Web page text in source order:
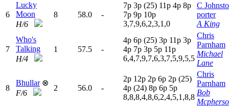
6
Lucky
Moon
H/6
8 58.0 -
7p 3p (25) 11p 4p 8p
7p 9p 10p
3,7,9,6,2,3,1,0
C
porter
A King
7
Who's
Talking
H/4
1 57.5 -
4p 6p (25) 3p 11p 3p
4p 7p 3p 5p 11p
6,4,7,9,7,6,3,7,5,9,5,5
Chris
Parnham
Michael
Lane
8
Bhullar ⊗
F/6
2 56.0 -
2p 12p 2p 6p 2p (25)
4p (24) 8p 6p 5p
8,8,8,4,8,6,2,4,5,1,8,8
Chris
Parnham
Bob